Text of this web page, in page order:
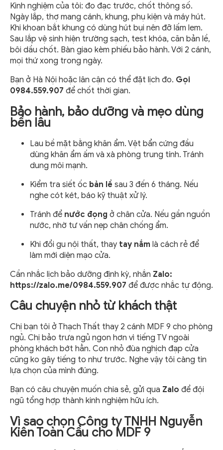
Kinh nghiệm của tôi: đo đạc trước, chốt thông số.
Ngày lắp, thợ mang cánh, khung, phụ kiện và máy hút.
Khi khoan bắt khung có dùng hút bụi nên đỡ lấm lem.
Sau lắp vệ sinh hiện trường sạch, test khóa, căn bản lề,
bôi dầu chốt. Bàn giao kèm phiếu bảo hành. Với 2 cánh,
mọi thứ xong trong ngày.
Bạn ở Hà Nội hoặc lân cận có thể đặt lịch đo. Gọi
0984.559.907 để chốt thời gian.
Bảo hành, bảo dưỡng và mẹo dùng
bền lâu
Lau bề mặt bằng khăn ẩm. Vệt bẩn cứng đầu
dùng khăn ẩm ấm và xà phòng trung tính. Tránh
dung môi mạnh.
Kiểm tra siết ốc bản lề sau 3 đến 6 tháng. Nếu
nghe cót két, báo kỹ thuật xử lý.
Tránh để nước đọng ở chân cửa. Nếu gần nguồn
nước, nhờ tư vấn nẹp chân chống ẩm.
Khi đổi gu nội thất, thay tay nắm là cách rẻ để
làm mới diện mạo cửa.
Cần nhắc lịch bảo dưỡng định kỳ, nhắn Zalo:
https://zalo.me/0984.559.907 để được nhắc tự động.
Câu chuyện nhỏ từ khách thật
Chị bạn tôi ở Thạch Thất thay 2 cánh MDF 9 cho phòng
ngủ. Chị bảo trưa ngủ ngon hơn vì tiếng TV ngoài
phòng khách bớt hẳn. Con nhỏ đùa nghịch đạp cửa
cũng ko gây tiếng to như trước. Nghe vậy tôi càng tin
lựa chọn của mình đúng.
Bạn có câu chuyện muốn chia sẻ, gửi qua Zalo để đội
ngũ tổng hợp thành kinh nghiệm hữu ích.
Vì sao chọn Công ty TNHH Nguyễn
Kiên Toàn Cầu cho MDF 9